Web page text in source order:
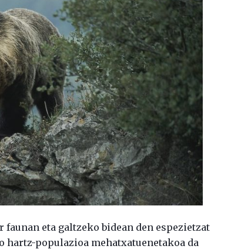
eta galtzeko bidean den espezietzat
populazioa mehatxatuenetakoa da